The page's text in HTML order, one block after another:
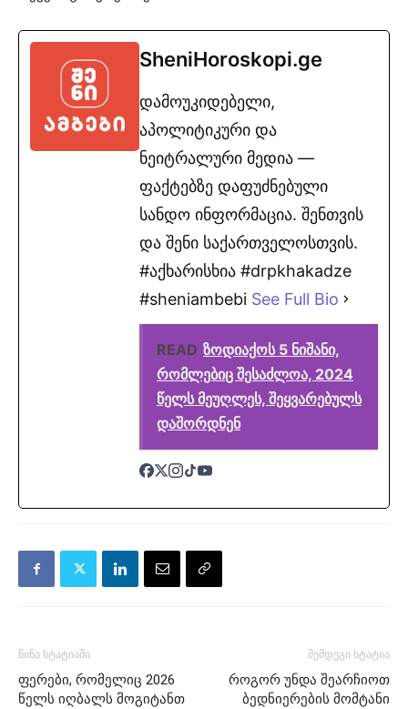
SheniHoroskopi.ge
დამოუკიდებელი,
აპოლიტიკური და
ნეიტრალური მედია —
ფაქტებზე დაფუძნებული
სანდო ინფორმაცია. შენთვის
და შენი საქართველოსთვის.
#აქხარისხია #drpkhakadze
#sheniambebi See Full Bio
READ ზოდიაქოს 5 ნიშანი,
რომლებიც შესაძლოა, 2024
წელს მეუღლეს, შეყვარებულს
დაშორდნენ
წინა სტატიაში
ფერები, რომელიც 2026
წელს იღბალს მოგიტანთ
შემდეგი სტატია
როგორ უნდა შეარჩიოთ
ბედნიერების მომტანი